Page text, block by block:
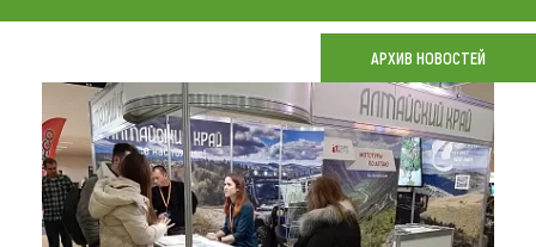
Карта
Что привезти (сувениры)
О регионе
Коллекция впечатлений
АРХИВ НОВОСТЕЙ